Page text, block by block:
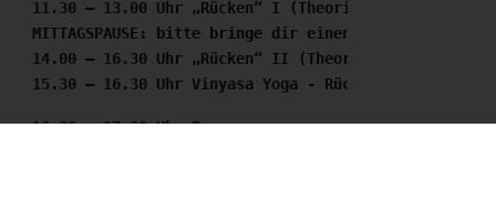
11.30 – 13.00 Uhr „Rücken“ I (Theorie und Praxis)
MITTAGSPAUSE: bitte bringe dir einen kleinen Imbiss
14.00 – 16.30 Uhr „Rücken“ II (Theorie)
15.30 – 16.30 Uhr Vinyasa Yoga - Rücken II (Praxis)
16.30 – 17.30 Uhr Pranayama